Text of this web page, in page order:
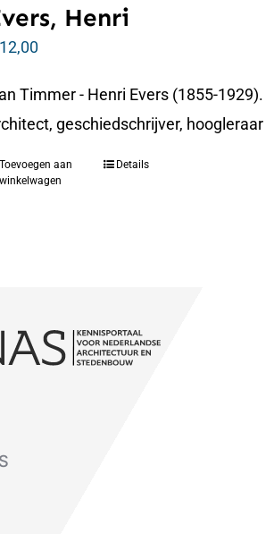
Henri
Timmer - Henri Evers (1855-1929).
geschiedschrijver, hoogleraar
Toevoegen aan
winkelwagen
Details